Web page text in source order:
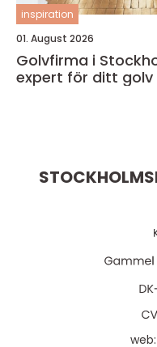
inspiration
01. August 2026
Golvfirma i
expert för ditt golv
web: